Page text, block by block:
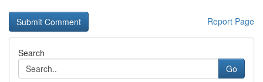
Report Page
Search
Go